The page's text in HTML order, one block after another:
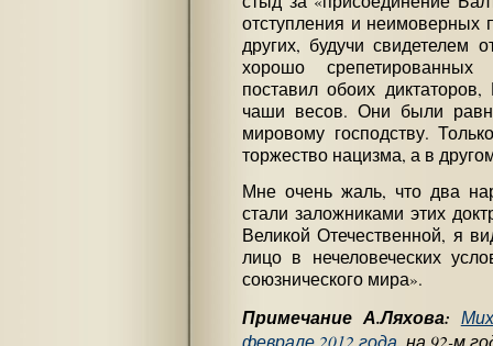
отступления и неимоверных
других, будучи свидетелем
хорошо срепетированных
поставил обоих
чаши весов. Они были
мировому господству.
торжество нацизма, а в
Мне очень жаль, что два
стали заложниками этих
Великой Отечественной, я
лицо в нечеловеческих
союзнического мира».
Примечание А.Ляхова:
феврале 2012 года, на 92-м